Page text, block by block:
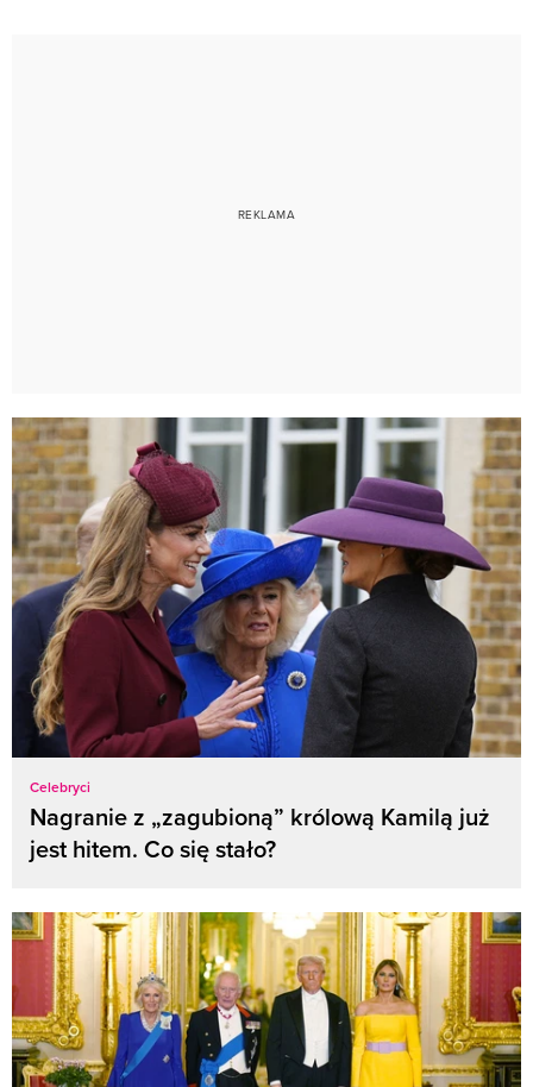
Celebryci
Nagranie z „zagubioną” królową Kamilą już
jest hitem. Co się stało?